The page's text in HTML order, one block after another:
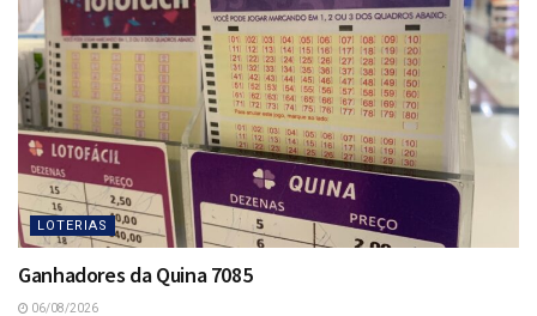
LOTERIAS
Ganhadores da Quina 7085
06/08/2026